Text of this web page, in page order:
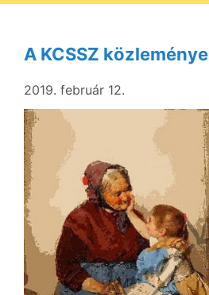
A KCSSZ közleménye
2019. február 12.